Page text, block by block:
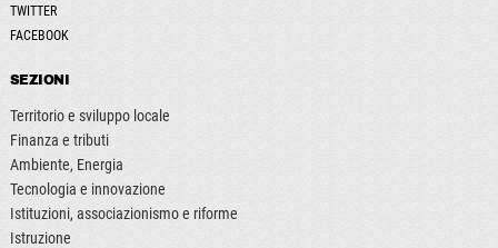
TWITTER
FACEBOOK
SEZIONI
Territorio e sviluppo locale
Finanza e tributi
Ambiente, Energia
Tecnologia e innovazione
Istituzioni, associazionismo e riforme
Istruzione